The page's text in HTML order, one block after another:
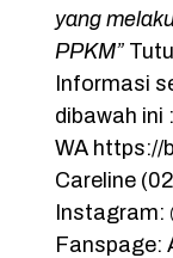
yang
PPKM”
Informasi
dibawah ini :
WA https://
Careline
Instagram:
Fanspage: